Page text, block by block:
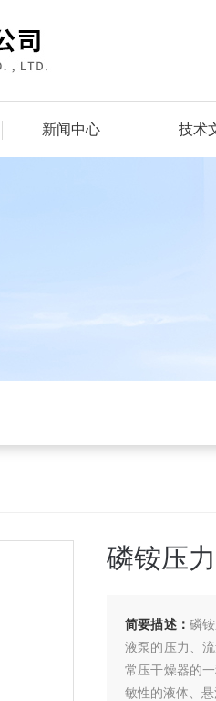
新闻中心 技术
磷铵压
简要描述： 磷
液泵的压力、
常压干燥器的
敏性的液体、